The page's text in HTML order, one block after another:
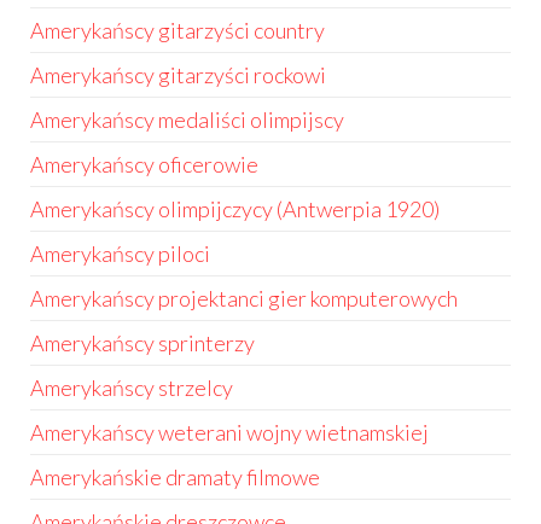
Amerykańscy gitarzyści country
Amerykańscy gitarzyści rockowi
Amerykańscy medaliści olimpijscy
Amerykańscy oficerowie
Amerykańscy olimpijczycy (Antwerpia 1920)
Amerykańscy piloci
Amerykańscy projektanci gier komputerowych
Amerykańscy sprinterzy
Amerykańscy strzelcy
Amerykańscy weterani wojny wietnamskiej
Amerykańskie dramaty filmowe